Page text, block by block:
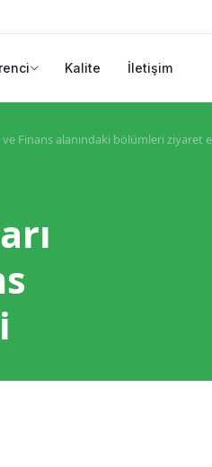
Kalite İletişim
ve Finans alanındaki bölümleri ziyaret